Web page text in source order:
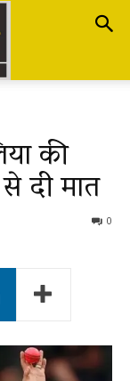
की
दी मात
0